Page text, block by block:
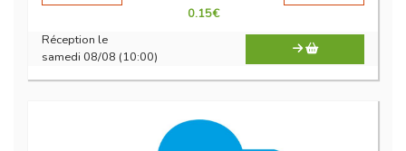
0.15€
Réception le
samedi 08/08 (10:00)